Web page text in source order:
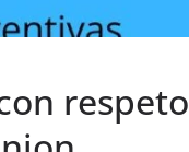
respeto